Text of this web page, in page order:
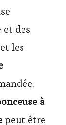
et des
les
à
peut être